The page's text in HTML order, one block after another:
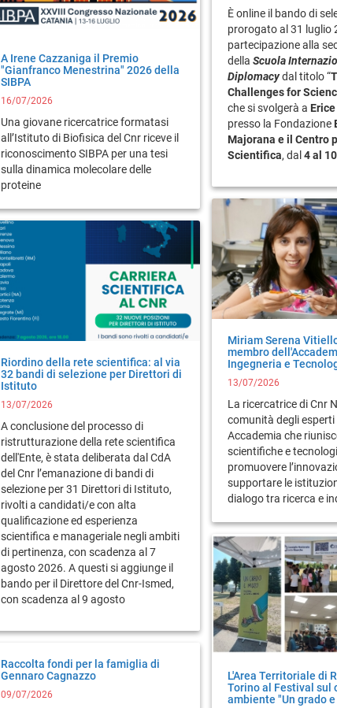
A Irene Cazzaniga il Premio
"Gianfranco Menestrina" 2026 della
SIBPA
16/07/2026
Una giovane ricercatrice formatasi
all’Istituto di Biofisica del Cnr riceve il
riconoscimento SIBPA per una tesi
sulla dinamica molecolare delle
proteine
È online il bando di
prorogato al 31 luglio
partecipazione alla
della Scuola
Diplomacydal titolo “
Challenges for
che si svolgerà a Erice
presso la Fondazione
Majorana e il Centro
Scientifica, dal 4 al 10
Miriam Serena
membro
Ingegneria e
13/07/2026
La ricercatrice di Cnr
comunità degli esperti
Accademia che
scientifiche e
promuovere
supportare le
dialogo tra ricerca e
Riordino della rete scientifica: al via
32 bandi di selezione per Direttori di
Istituto
13/07/2026
A conclusione del processo di
ristrutturazione della rete scientifica
dell'Ente, è stata deliberata dal CdA
del Cnr l’emanazione di bandi di
selezione per 31 Direttori di Istituto,
rivolti a candidati/e con alta
qualificazione ed esperienza
scientifica e manageriale negli ambiti
di pertinenza, con scadenza al 7
agosto 2026. A questi si aggiunge il
bando per il Direttore del Cnr-Ismed,
con scadenza al 9 agosto
L'Area Territoriale di
Torino al Festival sul
ambiente "Un grado e
Raccolta fondi per la famiglia di
Gennaro Cagnazzo
09/07/2026